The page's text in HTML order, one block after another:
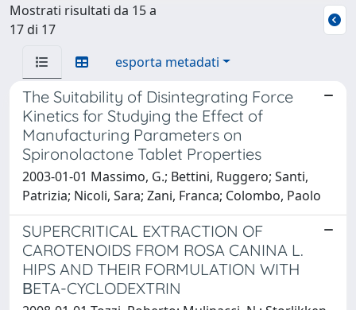
Mostrati risultati da 15 a
17 di 17
esporta metadati
The Suitability of Disintegrating Force
Kinetics for Studying the Effect of
Manufacturing Parameters on
Spironolactone Tablet Properties
2003-01-01 Massimo, G.; Bettini, Ruggero; Santi,
Patrizia; Nicoli, Sara; Zani, Franca; Colombo, Paolo
SUPERCRITICAL EXTRACTION OF
CAROTENOIDS FROM ROSA CANINA L.
HIPS AND THEIR FORMULATION WITH
ΒETA-CYCLODEXTRIN